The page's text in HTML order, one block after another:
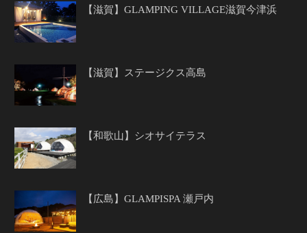
【滋賀】GLAMPING VILLAGE滋賀今津浜
【滋賀】ステージクス高島
【和歌山】シオサイテラス
【広島】GLAMPISPA 瀬戸内